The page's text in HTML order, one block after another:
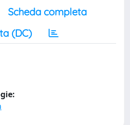
Scheda completa
(DC)